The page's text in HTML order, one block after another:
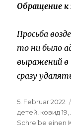
Обращение
Просьба
то ни было
выражений
сразу
Veröffentlicht
am
5. Februar 2022
детей ковид 19
Schreibe einen